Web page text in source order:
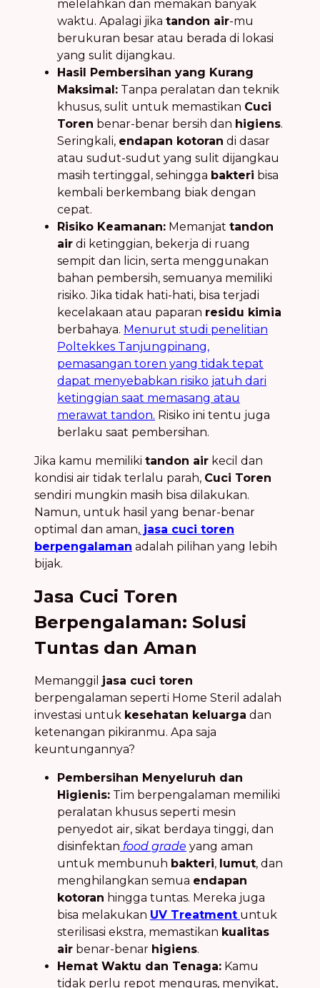
melelahkan dan memakan banyak
waktu. Apalagi jika tandon air-mu
berukuran besar atau berada di lokasi
yang sulit dijangkau.
Hasil Pembersihan yang Kurang
Maksimal: Tanpa peralatan dan teknik
khusus, sulit untuk memastikan Cuci
Toren benar-benar bersih dan higiens.
Seringkali, endapan kotoran di dasar
atau sudut-sudut yang sulit dijangkau
masih tertinggal, sehingga bakteri bisa
kembali berkembang biak dengan
cepat.
Risiko Keamanan: Memanjat tandon
air di ketinggian, bekerja di ruang
sempit dan licin, serta menggunakan
bahan pembersih, semuanya memiliki
risiko. Jika tidak hati-hati, bisa terjadi
kecelakaan atau paparan residu kimia
berbahaya. Menurut studi penelitian
Poltekkes Tanjungpinang,
pemasangan toren yang tidak tepat
dapat menyebabkan risiko jatuh dari
ketinggian saat memasang atau
merawat tandon. Risiko ini tentu juga
berlaku saat pembersihan.
Jika kamu memiliki tandon air kecil dan
kondisi air tidak terlalu parah, Cuci Toren
sendiri mungkin masih bisa dilakukan.
Namun, untuk hasil yang benar-benar
optimal dan aman, jasa cuci toren
berpengalaman adalah pilihan yang lebih
bijak.
Jasa Cuci Toren
Berpengalaman: Solusi
Tuntas dan Aman
Memanggil jasa cuci toren
berpengalaman seperti Home Steril adalah
investasi untuk kesehatan keluarga dan
ketenangan pikiranmu. Apa saja
keuntungannya?
Pembersihan Menyeluruh dan
Higienis: Tim berpengalaman memiliki
peralatan khusus seperti mesin
penyedot air, sikat berdaya tinggi, dan
disinfektan food grade yang aman
untuk membunuh bakteri, lumut, dan
menghilangkan semua endapan
kotoran hingga tuntas. Mereka juga
bisa melakukan UV Treatment untuk
sterilisasi ekstra, memastikan kualitas
air benar-benar higiens.
Hemat Waktu dan Tenaga: Kamu
tidak perlu repot menguras, menyikat,